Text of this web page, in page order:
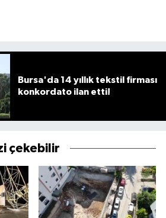
Bursa'da 14 yıllık tekstil firması
konkordato ilan etti!
çekebilir